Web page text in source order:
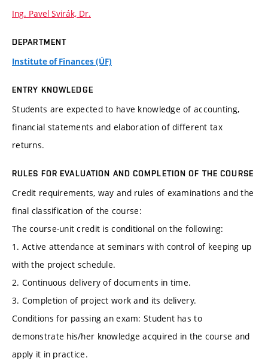
Ing. Pavel Svirák, Dr.
DEPARTMENT
Institute of Finances (ÚF)
ENTRY KNOWLEDGE
Students are expected to have knowledge of accounting,
financial statements and elaboration of different tax
returns.
RULES FOR EVALUATION AND COMPLETION OF THE COURSE
Credit requirements, way and rules of examinations and the
final classification of the course:
The course-unit credit is conditional on the following:
1. Active attendance at seminars with control of keeping up
with the project schedule.
2. Continuous delivery of documents in time.
3. Completion of project work and its delivery.
Conditions for passing an exam: Student has to
demonstrate his/her knowledge acquired in the course and
apply it in practice.